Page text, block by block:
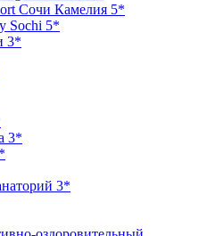
Сочи Камелия 5*
Sochi 5*
3*
3*
3*